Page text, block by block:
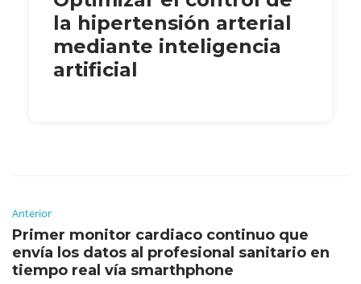
la hipertensión arterial
mediante inteligencia
artificial
Anterior
Primer monitor cardiaco continuo que
envía los datos al profesional sanitario en
tiempo real vía smarthphone